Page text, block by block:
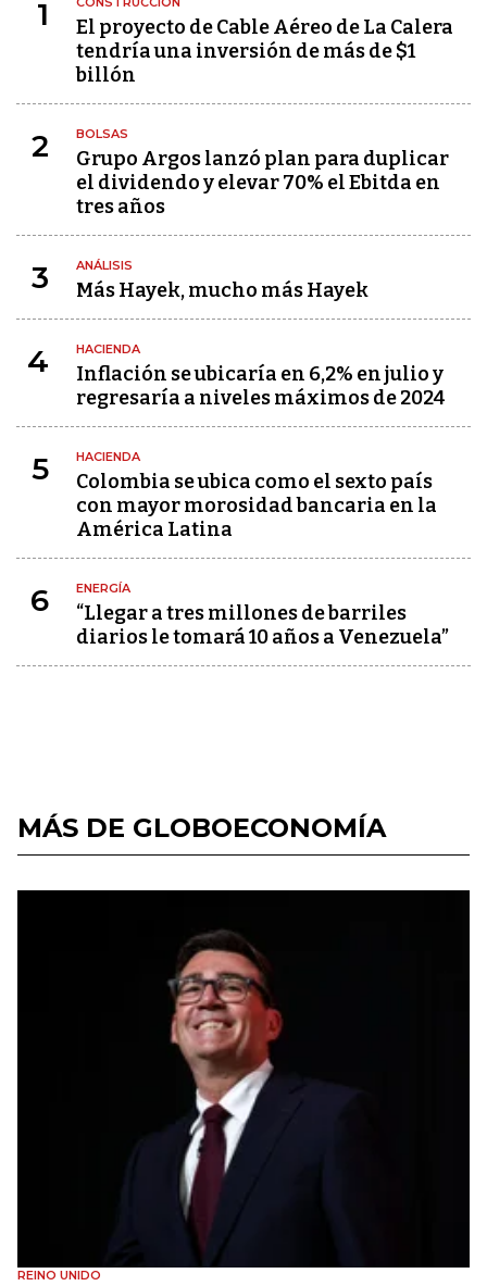
1
El proyecto de Cable Aéreo de La Calera
tendría una inversión de más de $1
billón
2 BOLSAS
Grupo Argos lanzó plan para duplicar
el dividendo y elevar 70% el Ebitda en
tres años
3 ANÁLISIS
Más Hayek, mucho más Hayek
4 HACIENDA
Inflación se ubicaría en 6,2% en julio y
regresaría a niveles máximos de 2024
5 HACIENDA
Colombia se ubica como el sexto país
con mayor morosidad bancaria en la
América Latina
6 ENERGÍA
“Llegar a tres millones de barriles
diarios le tomará 10 años a Venezuela”
MÁS DE GLOBOECONOMÍA
REINO UNIDO